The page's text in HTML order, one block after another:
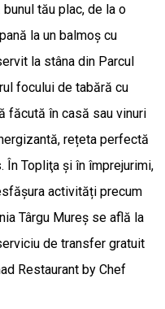
tău plac, de la o
la un balmoș cu
la stâna din Parcul
focului de tabără cu
făcută în casă sau vinuri
rețeta perfectă
În Topliţa și în împrejurimi,
activități precum
Târgu Mureș se află la
de transfer gratuit
Restaurant by Chef